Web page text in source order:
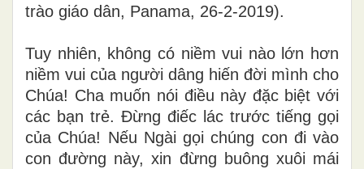
trào giáo dân, Panama, 26-2-2019).
Tuy nhiên, không có niềm vui nào lớn hơn
niềm vui của người dâng hiến đời mình cho
Chúa! Cha muốn nói điều này đặc biệt với
các bạn trẻ. Đừng điếc lác trước tiếng gọi
của Chúa! Nếu Ngài gọi chúng con đi vào
con đường này, xin đừng buông xuôi mái